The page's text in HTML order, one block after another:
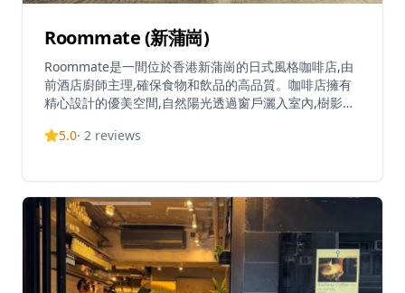
Roommate (新蒲崗)
Roommate是一間位於香港新蒲崗的日式風格咖啡店,由
前酒店廚師主理,確保食物和飲品的高品質。咖啡店擁有
精心設計的優美空間,自然陽光透過窗戶灑入室內,樹影婆
環境溫馨。咖啡店主打西式料理,招牌菜式包括以傳統方
備受推薦的鴨肝燴飯。甜品方面,必試巴斯克芝士蛋糕,含
有香草籽,餡料濃郁幼滑而不會過甜;以及茉莉綠茶卷蛋糕,
質地鬆軟,茉莉綠茶配青提子的組合清新怡人。咖啡店亦
提供特色咖啡飲品,包括柚子特濃咖啡湯力和Dirty咖啡。
午餐套餐享有飲品折扣優惠,著重優質食材,為顧客提供悠
閒的用餐體驗,適合早午餐和下午茶。
5.0· 2 reviews